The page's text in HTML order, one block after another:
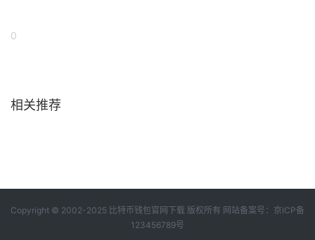
0
相关推荐
Copyright © 2002-2025 比特币钱包官网下载 版权所有 网站备案号： 京ICP备
123456789号